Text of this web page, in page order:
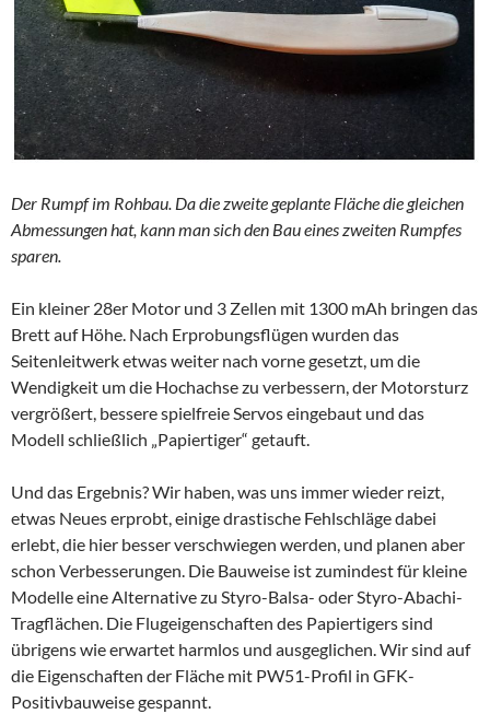
Der Rumpf im Rohbau. Da die zweite geplante Fläche die gleichen
Abmessungen hat, kann man sich den Bau eines zweiten Rumpfes
sparen.
Ein kleiner 28er Motor und 3 Zellen mit 1300 mAh bringen das
Brett auf Höhe. Nach Erprobungsflügen wurden das
Seitenleitwerk etwas weiter nach vorne gesetzt, um die
Wendigkeit um die Hochachse zu verbessern, der Motorsturz
vergrößert, bessere spielfreie Servos eingebaut und das
Modell schließlich „Papiertiger“ getauft.
Und das Ergebnis? Wir haben, was uns immer wieder reizt,
etwas Neues erprobt, einige drastische Fehlschläge dabei
erlebt, die hier besser verschwiegen werden, und planen aber
schon Verbesserungen. Die Bauweise ist zumindest für kleine
Modelle eine Alternative zu Styro-Balsa- oder Styro-Abachi-
Tragflächen. Die Flugeigenschaften des Papiertigers sind
übrigens wie erwartet harmlos und ausgeglichen. Wir sind auf
die Eigenschaften der Fläche mit PW51-Profil in GFK-
Positivbauweise gespannt.